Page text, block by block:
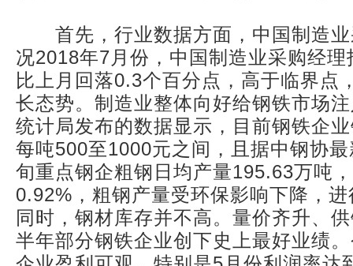
首先，行业数据方面，中国制造业
况2018年7月份，中国制造业采购经
比上月回落0.3个百分点，高于临界点
长态势。制造业整体向好给钢铁市场
统计局发布的数据显示，目前钢铁企
每吨500至1000元之间，且据中钢协
旬重点钢企粗钢日均产量195.63万吨
0.92%，粗钢产量受环保影响下降，
同时，钢材库存并不高。量价齐升、
半年部分钢铁企业创下史上最好业绩